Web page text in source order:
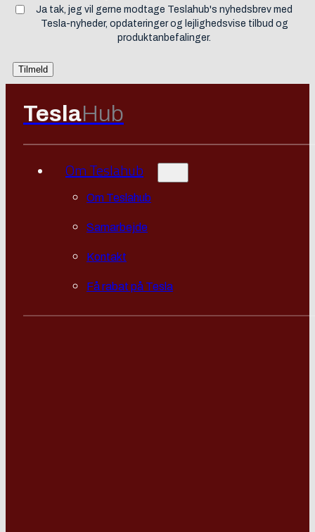
Ja tak, jeg vil gerne modtage Teslahub's nyhedsbrev med
Tesla-nyheder, opdateringer og lejlighedsvise tilbud og
produktanbefalinger.
TeslaHub
Om Teslahub
Om Teslahub
Samarbejde
Kontakt
Få rabat på Tesla